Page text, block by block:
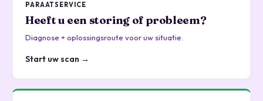
PARAATSERVICE
Heeft u een storing of probleem?
Diagnose + oplossingsroute voor uw situatie.
Start uw scan →